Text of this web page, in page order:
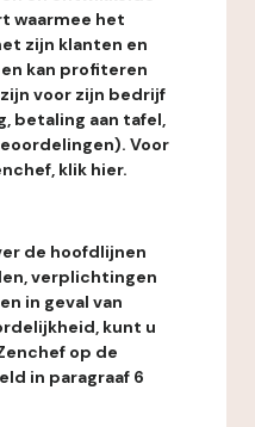
waarmee het
zijn klanten en
kan profiteren
voor zijn bedrijf
betaling aan tafel,
Voor
klik hier.
de hoofdlijnen
verplichtingen
in geval van
kunt u
op de
in paragraaf 6